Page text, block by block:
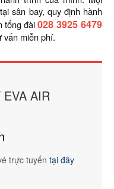
sân bay, quy định hành
tổng đài028 3925 6479
vấn miễn phí.
EVA AIR
trực tuyến tại đây